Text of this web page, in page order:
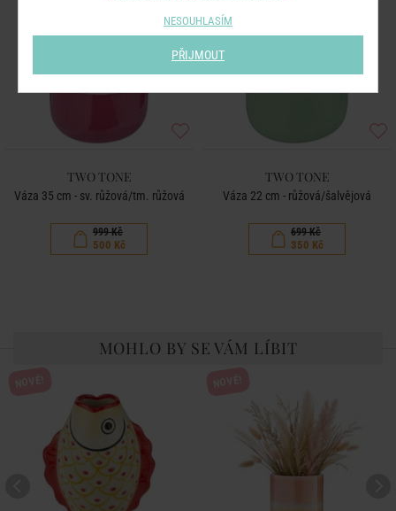
TWO TONE
Váza 35 cm - sv. růžová/tm. růžová
999 Kč
500 Kč
TWO TONE
Váza 22 cm - růžová/šalvějová
699 Kč
350 Kč
MOHLO BY SE VÁM LÍBIT
NESOUHLASÍM
PŘIJMOUT